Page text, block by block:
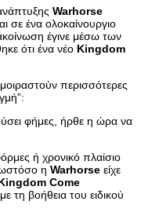
Warhorse
σε ένα ολοκαίνουργιο
έγινε μέσω των
ότι ένα νέο Kingdom
περισσότερες
φήμες, ήρθε η ώρα να
ή χρονικό πλαίσιο
η Warhorse είχε
Come
με τη βοήθεια του ειδικού